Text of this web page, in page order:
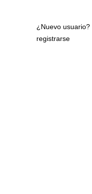
¿Nuevo usuario?
registrarse